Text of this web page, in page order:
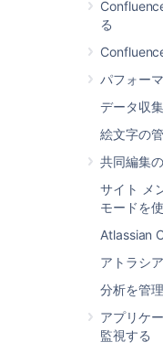
る
パフォー
データ収
絵文字の
共同編集
サイト メ
モードを
Atlassian
アトラシ
分析を管
アプリケ
監視する
スレベル
化します:
指定したアカウ
クエリの 「
ます。
以上の設定が完
起動しても、メ
す。なお、この
ど）が本番環境
あることに留意
ンスの起動後、
効にする必要が
起動後に、この
作成し、ライセ